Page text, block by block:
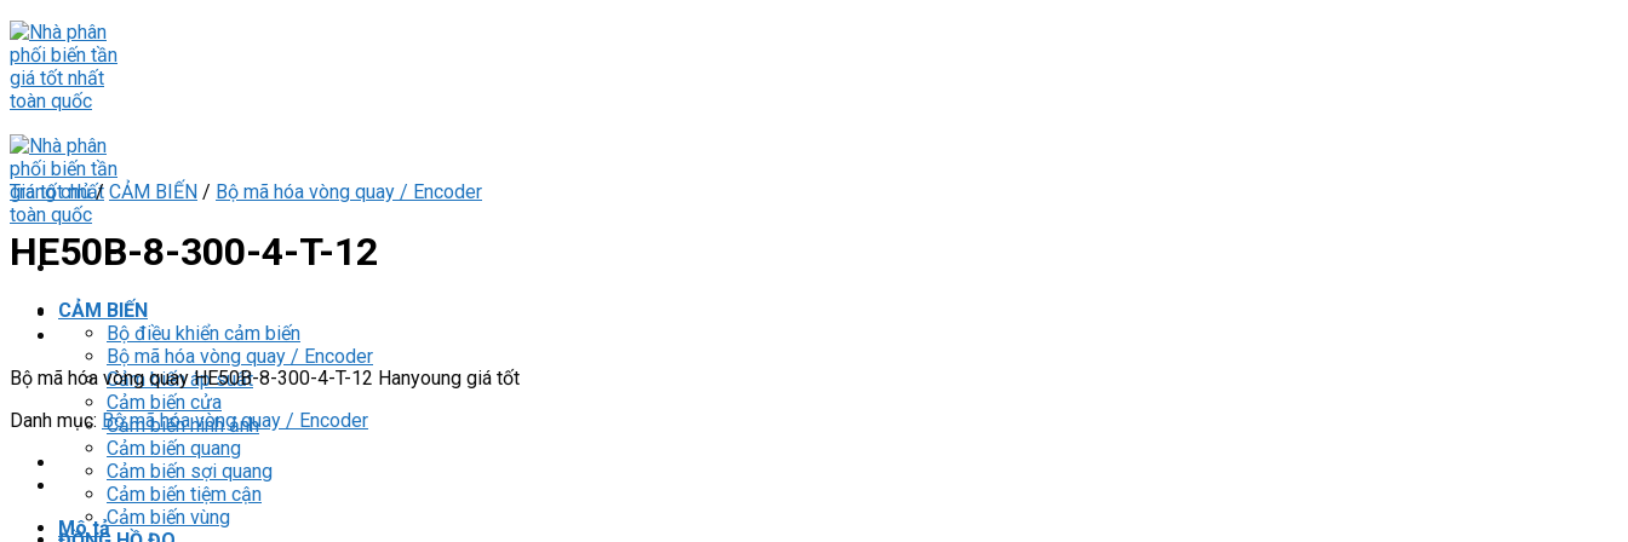
Skip
to
content
CẢM BIẾN
Bộ điều khiển cảm biến
Bộ mã hóa vòng quay / Encoder
Cảm biến áp suất
Cảm biến cửa
Cảm biến hình ảnh
Cảm biến quang
Cảm biến sợi quang
Cảm biến tiệm cận
Cảm biến vùng
Trang chủ / CẢM BIẾN / Bộ mã hóa vòng quay / Encoder
HE50B-8-300-4-T-12
Bộ mã hóa vòng quay HE50B-8-300-4-T-12 Hanyoung giá tốt
Danh mục: Bộ mã hóa vòng quay / Encoder
Mô tả